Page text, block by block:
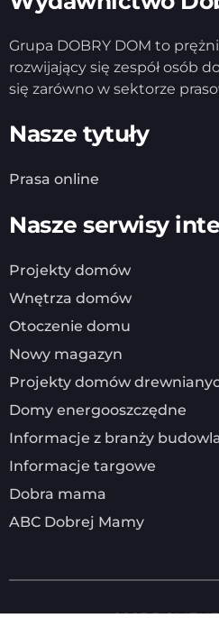
Grupa DOBRY DOM to
rozwijający się zespół osób
się zarówno w sektorze
Nasze tytuły
Prasa online
Nasze serwisy
Projekty domów
Wnętrza domów
Otoczenie domu
Nowy magazyn
Projekty domów
Domy energooszczędne
Informacje z branży
Informacje targowe
Dobra mama
ABC Dobrej Mamy